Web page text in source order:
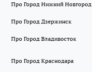
Про Город Нижний Новгород
Про Город Дзержинск
Про Город Владивосток
Про Город Краснодара